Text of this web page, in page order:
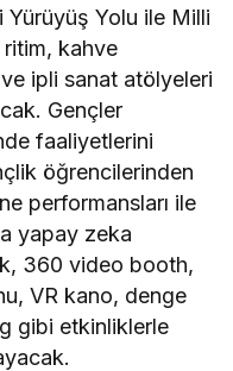
Yürüyüş Yolu ile Milli
ritim, kahve
ipli sanat atölyeleri
Gençler
faaliyetlerini
öğrencilerinden
performansları ile
yapay zeka
360 video booth,
VR kano, denge
gibi etkinliklerle